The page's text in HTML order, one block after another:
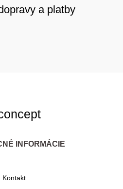
a platby
INFORMÁCIE
Kontakt